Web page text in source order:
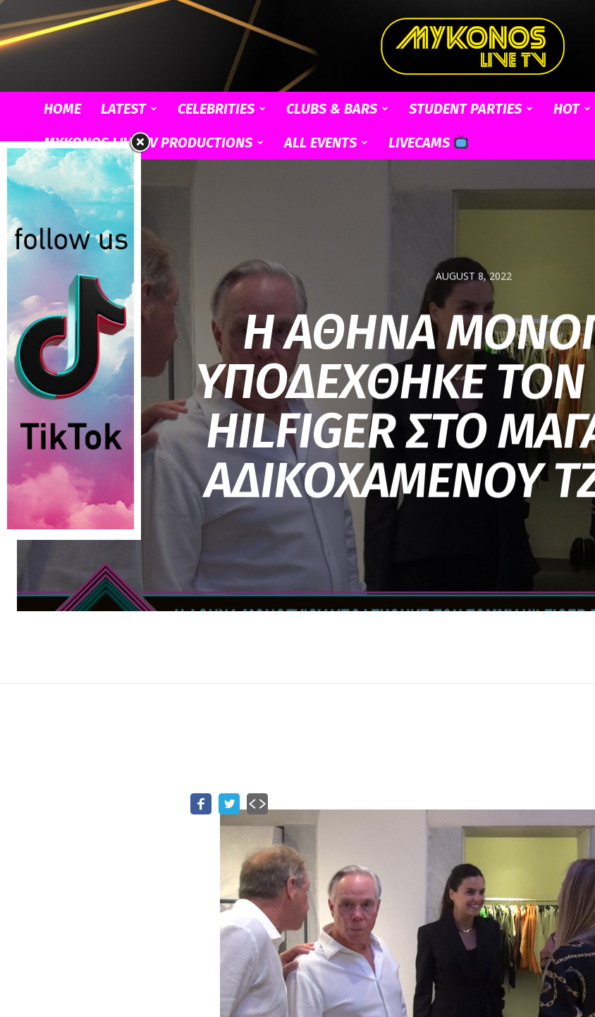
TV
HOME LATEST CELEBRITIES CLUBS & BARS STUDENT PARTIES HOT
MYKONOS LIVE TV PRODUCTIONS
ALL EVENTS LIVECAMS
AUGUST 8, 2022
Η ΑΘΗΝΑ
ΥΠΟΔΕΧΘΗΚΕ ΤΟΝ
HILFIGER ΣΤΟ
ΑΔΙΚΟΧΑΜΕΝΟΥ